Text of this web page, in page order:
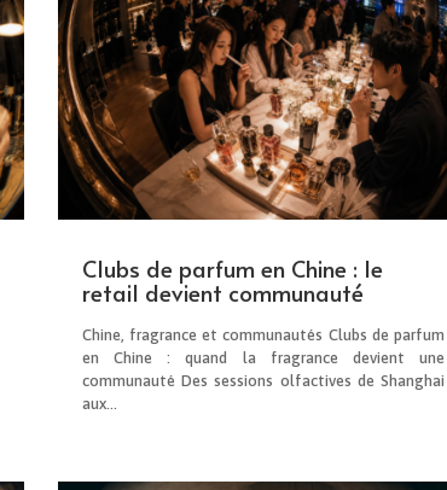
Clubs de parfum en Chine : le
retail devient communauté
Chine, fragrance et communautés Clubs de parfum
en Chine : quand la fragrance devient une
communauté Des sessions olfactives de Shanghai
aux...